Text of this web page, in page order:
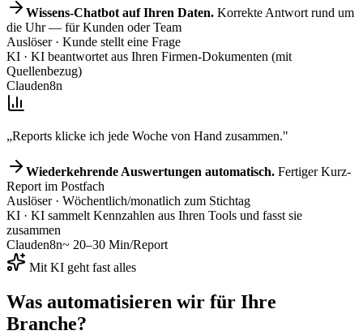
Wissens-Chatbot auf Ihren Daten. Korrekte Antwort rund um
die Uhr — für Kunden oder Team
Auslöser· Kunde stellt eine Frage
KI · KI beantwortet aus Ihren Firmen-Dokumenten (mit
Quellenbezug)
Clauden8n
„Reports klicke ich jede Woche von Hand zusammen."
Wiederkehrende Auswertungen automatisch. Fertiger Kurz-
Report im Postfach
Auslöser· Wöchentlich/monatlich zum Stichtag
KI · KI sammelt Kennzahlen aus Ihren Tools und fasst sie
zusammen
Clauden8n~ 20–30 Min/Report
Mit KI geht fast alles
Was automatisieren wir für Ihre
Branche?